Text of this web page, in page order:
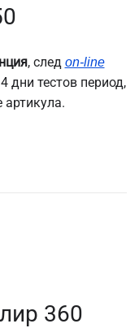
, след on-line
дни тестов период,
360